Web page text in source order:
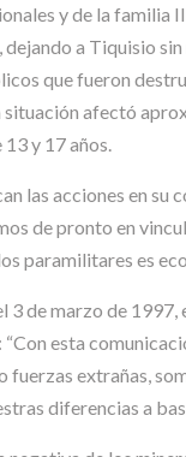
y de la familia
a Tiquisio
que fueron
situación afectó
y 17 años.
las acciones en su
de pronto en
paramilitares es
3 de marzo de
“Con esta
extrañas,
diferencias a